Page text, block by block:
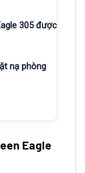
305 được
nạ phòng
Eagle